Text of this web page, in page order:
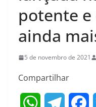
potente e
ainda
5 de novembro de 2021
Compartilhar
W